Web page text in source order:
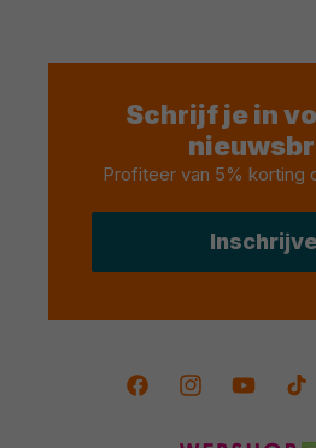
Schrijf je in
Profiteer van 5% korting
FacebookInstagramYouTube